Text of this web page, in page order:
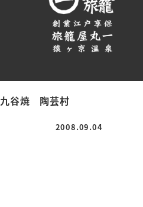
九谷焼 陶芸村
投稿日
2008.09.04